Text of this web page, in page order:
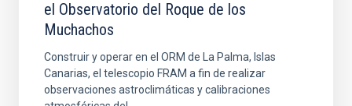
el Observatorio del Roque de los
Muchachos
Construir y operar en el ORM de La Palma, Islas
Canarias, el telescopio FRAM a fin de realizar
observaciones astroclimáticas y calibraciones